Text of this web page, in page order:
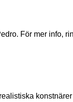
För mer info,